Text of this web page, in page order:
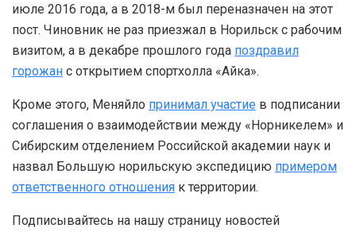
июле 2016 года, а в 2018-м был переназначен на этот
пост. Чиновник не раз приезжал в Норильск с рабочим
визитом, а в декабре прошлого года поздравил
горожан с открытием спортхолла «Айка».
Кроме этого, Меняйло принимал участие в подписании
соглашения о взаимодействии между «Норникелем» и
Сибирским отделением Российской академии наук и
назвал Большую норильскую экспедицию примером
ответственного отношения к территории.
Подписывайтесь на нашу страницу новостей